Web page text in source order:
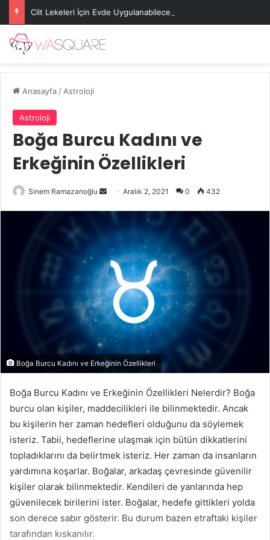
Cilt Lekeleri İçin Evde Uygulanabilecek Basit Maskeler
Anasayfa/Astroloji
Astroloji
Boğa Burcu Kadını ve
Erkeğinin Özellikleri
Sinem Ramazanoğlu
Bir
Aralık 2, 2021 0 432
Boğa Burcu Kadını ve Erkeğinin Özellikleri
Boğa Burcu Kadını ve Erkeğinin Özellikleri Nelerdir? Boğa
burcu olan kişiler, maddecilikleri ile bilinmektedir. Ancak
bu kişilerin her zaman hedefleri olduğunu da söylemek
isteriz. Tabii, hedeflerine ulaşmak için bütün dikkatlerini
topladıklarını da belirtmek isteriz. Her zaman da insanların
yardımına koşarlar. Boğalar, arkadaş çevresinde güvenilir
kişiler olarak bilinmektedir. Kendileri de yanlarında hep
güvenilecek birilerini ister. Boğalar, hedefe gittikleri yolda
son derece sabır gösterir. Bu durum bazen etraftaki kişiler
tarafından kıskanılır.